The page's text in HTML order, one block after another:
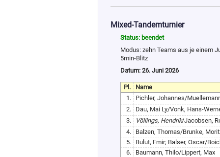
Mixed-Tandemturnier
Status: beendet
Modus: zehn Teams aus je einem
5min-Blitz
Datum: 26. Juni 2026
Pl.
Name
1.
Pichler, Johannes/
2.
Dau, Mai Ly/Vonk, Hans-
3.
Völlings, Hendrik/Jacobsen,
4.
Balzen, Thomas/Brunke,
5.
Bulut, Emir; Balser, Oscar/
6.
Baumann, Thilo/Lippert, Max